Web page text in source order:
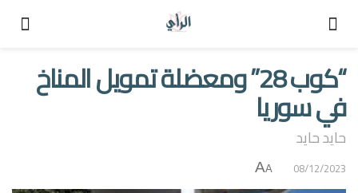
“كوب 28” ومعضلة تمويل المناخ
في سوريا
حايد حايد
08/12/2023
A
A